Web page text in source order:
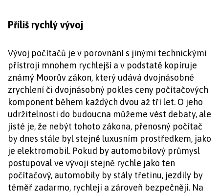
Příliš rychlý vývoj
Vývoj počítačů je v porovnání s jinými technickými
přístroji mnohem rychlejší a v podstatě kopíruje
známý Moorův zákon, který udává dvojnásobné
zrychlení či dvojnásobný pokles ceny počítačových
komponent během každých dvou až tří let. O jeho
udržitelnosti do budoucna můžeme vést debaty, ale
jisté je, že nebýt tohoto zákona, přenosný počítač
by dnes stále byl stejně luxusním prostředkem, jako
je elektromobil. Pokud by automobilový průmysl
postupoval ve vývoji stejně rychle jako ten
počítačový, automobily by stály třetinu, jezdily by
téměř zadarmo, rychleji a zároveň bezpečněji. Na